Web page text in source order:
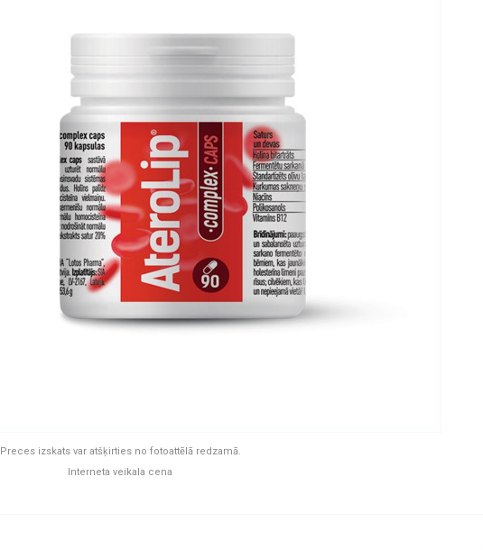
Preces izskats var atšķirties no fotoattēlā redzamā.
Interneta veikala cena